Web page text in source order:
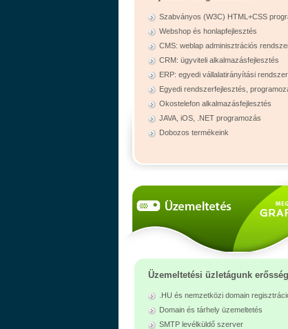
Szabványos (W3C) HTML+CSS
Webshop és honlapfejlesztés
CMS: weblap adminisztrációs
CRM: ügyviteli alkalmazásfejlesztés
ERP: egyedi vállalatirányítási
Egyedi rendszerfejlesztés,
Okostelefon alkalmazásfejlesztés
JAVA, iOS, .NET programozás
Dobozos termékeink
Üzemeltetési üzletágunk
.HU és nemzetközi domain
Domain és tárhely üzemeltetés
SMTP levélküldő szerver